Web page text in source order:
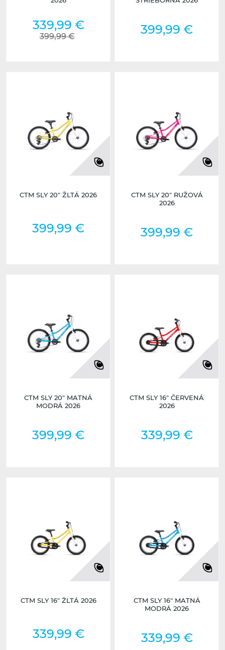
339,99 €
399,99 € 399,99 €
CTM SLY 20" ŽLTÁ 2026
399,99 €
CTM SLY 20" RUŽOVÁ
2026
399,99 €
CTM SLY 20" MATNÁ
MODRÁ 2026
399,99 €
CTM SLY 16" ČERVENÁ
2026
339,99 €
CTM SLY 16" ŽLTÁ 2026
339,99 €
CTM SLY 16" MATNÁ
MODRÁ 2026
339,99 €